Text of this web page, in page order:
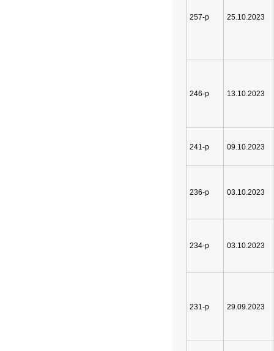
257-р 25.10.2023
246-р 13.10.2023
241-р 09.10.2023
236-р 03.10.2023
234-р 03.10.2023
231-р 29.09.2023